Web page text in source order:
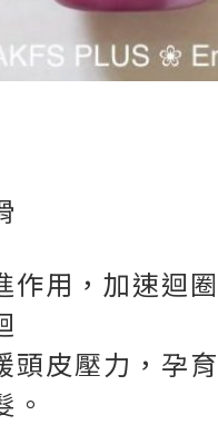
作用，加速迴
頭皮壓力，孕
。